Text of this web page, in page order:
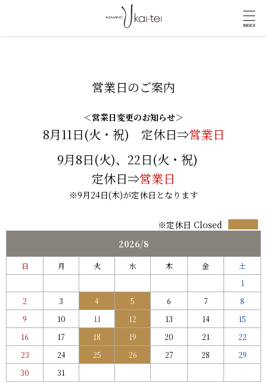
INDEX
営業日のご案内
＜営業日変更のお知らせ＞
8月11日(火・祝) 定休日⇒営業日
9月8日(火)、22日(火・祝)
定休日⇒営業日
※9月24日(木)が定休日となります